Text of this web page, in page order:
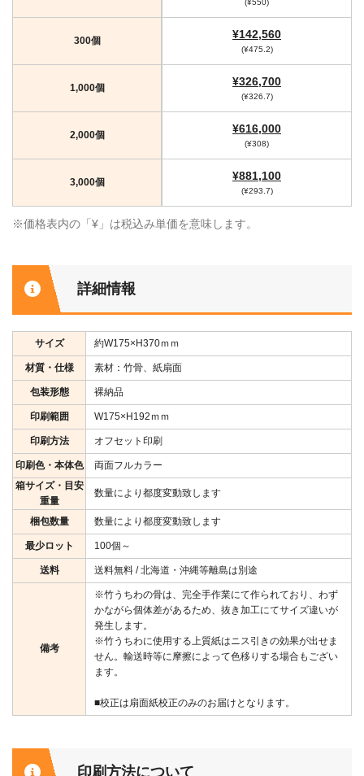
(¥550)
300個 ¥142,560
(¥475.2)
1,000個 ¥326,700
(¥326.7)
2,000個 ¥616,000
(¥308)
3,000個 ¥881,100
(¥293.7)
※価格表内の「¥」は税込み単価を意味します。
詳細情報
サイズ 約W175×H370ｍｍ
材質・仕様 素材：竹骨、紙扇面
包装形態 裸納品
印刷範囲 W175×H192ｍｍ
印刷方法 オフセット印刷
印刷色・本体色
両面フルカラー
箱サイズ・目安
重量
数量により都度変動致します
梱包数量 数量により都度変動致します
最少ロット 100個～
送料 送料無料 / 北海道・沖縄等離島は別途
備考
※竹うちわの骨は、完全手作業にて作られており、わず
かながら個体差があるため、抜き加工にてサイズ違いが
発生します。
※竹うちわに使用する上質紙はニス引きの効果が出せま
せん。輸送時等に摩擦によって色移りする場合もござい
ます。
■校正は扇面紙校正のみのお届けとなります。
印刷方法について